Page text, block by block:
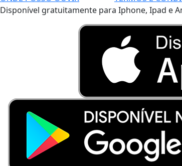
Disponível gratuitamente para Iphone, Ipad e